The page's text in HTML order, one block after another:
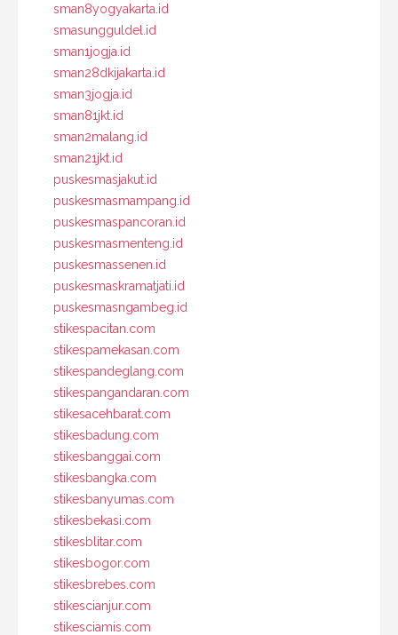
sman8yogyakarta.id
smasungguldel.id
sman1jogja.id
sman28dkijakarta.id
sman3jogja.id
sman81jkt.id
sman2malang.id
sman21jkt.id
puskesmasjakut.id
puskesmasmampang.id
puskesmaspancoran.id
puskesmasmenteng.id
puskesmassenen.id
puskesmaskramatjati.id
puskesmasngambeg.id
stikespacitan.com
stikespamekasan.com
stikespandeglang.com
stikespangandaran.com
stikesacehbarat.com
stikesbadung.com
stikesbanggai.com
stikesbangka.com
stikesbanyumas.com
stikesbekasi.com
stikesblitar.com
stikesbogor.com
stikesbrebes.com
stikescianjur.com
stikesciamis.com